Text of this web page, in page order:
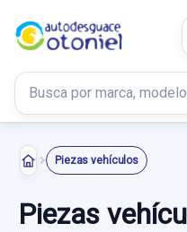
Buscar productos
Piezas vehículos
Piezas